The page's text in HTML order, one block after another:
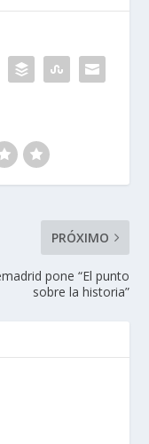
PRÓXIMO
pone “El punto
sobre la historia”